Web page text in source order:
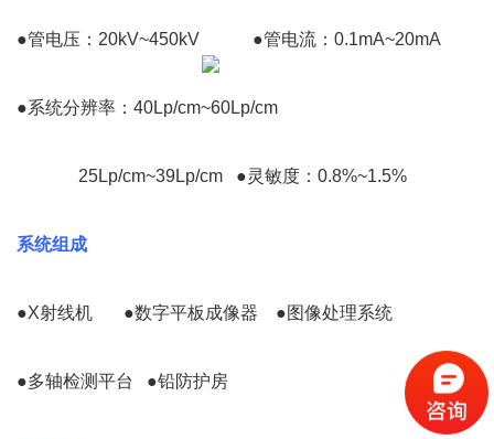
●管电压：20kV~450kV            ●管电流：0.1mA~20mA
●系统分辨率：40Lp/cm~60Lp/cm
25Lp/cm~39Lp/cm   ●灵敏度：0.8%~1.5%
系统组成
●X射线机       ●数字平板成像器    ●图像处理系统
●多轴检测平台   ●铅防护房